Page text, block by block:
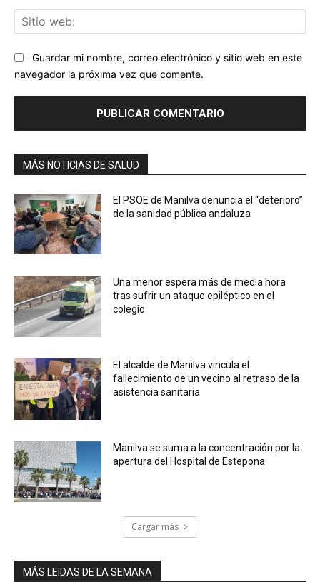
Guardar mi nombre, correo electrónico y sitio web en este
navegador la próxima vez que comente.
MÁS NOTICIAS DE SALUD
El PSOE de Manilva denuncia el “deterioro”
de la sanidad pública andaluza
Una menor espera más de media hora
tras sufrir un ataque epiléptico en el
colegio
El alcalde de Manilva vincula el
fallecimiento de un vecino al retraso de la
asistencia sanitaria
Manilva se suma a la concentración por la
apertura del Hospital de Estepona
Cargar más
MÁS LEIDAS DE LA SEMANA